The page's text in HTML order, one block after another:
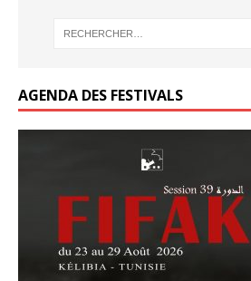
o
o
AGENDA DES FESTIVALS